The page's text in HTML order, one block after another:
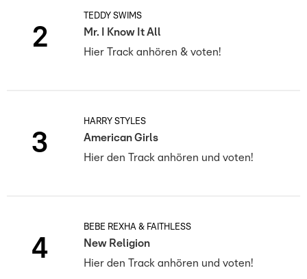
2
TEDDY SWIMS
Mr. I Know It All
Hier Track anhören & voten!
3
HARRY STYLES
American Girls
Hier den Track anhören und voten!
4
BEBE REXHA & FAITHLESS
New Religion
Hier den Track anhören und voten!